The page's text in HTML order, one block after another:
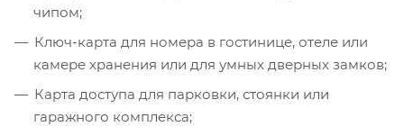
чипом;
Ключ-карта для номера в гостинице, отеле или
камере хранения или для умных дверных замков;
Карта доступа для парковки, стоянки или
гаражного комплекса;